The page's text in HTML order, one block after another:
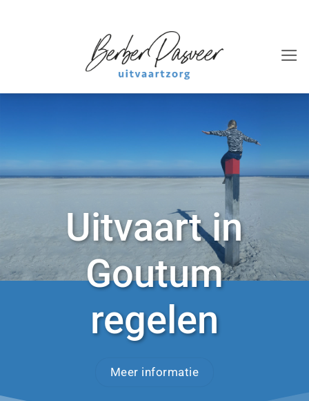
Uitvaart in
Goutum
regelen
Meer informatie